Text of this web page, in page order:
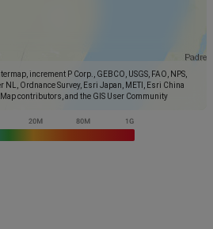
increment P Corp., GEBCO, USGS, FAO, NPS,
NL, Ordnance Survey, Esri Japan, METI, Esri China
contributors, and the GIS User Community